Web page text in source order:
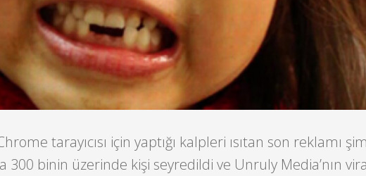
tarayıcısı için yaptığı kalpleri ısıtan son reklamı
300 binin üzerinde kişi seyredildi ve Unruly Media’nın